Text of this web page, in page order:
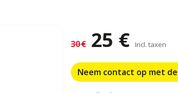
30 € 25 € Incl. taxen
Neem contact op met